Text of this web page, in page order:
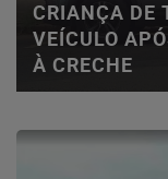
CRIANÇA DE
VEÍCULO
À CRECHE